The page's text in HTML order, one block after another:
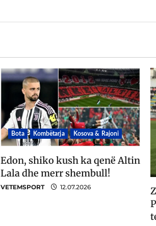
Bota Kombëtarja Kosova & Rajoni
Edon, shiko kush ka qenë Altin
Lala dhe merr shembull!
VETEMSPORT 12.07.2026